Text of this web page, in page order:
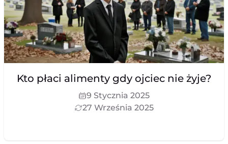
Kto płaci alimenty gdy ojciec nie żyje?
9 Stycznia 2025
27 Września 2025